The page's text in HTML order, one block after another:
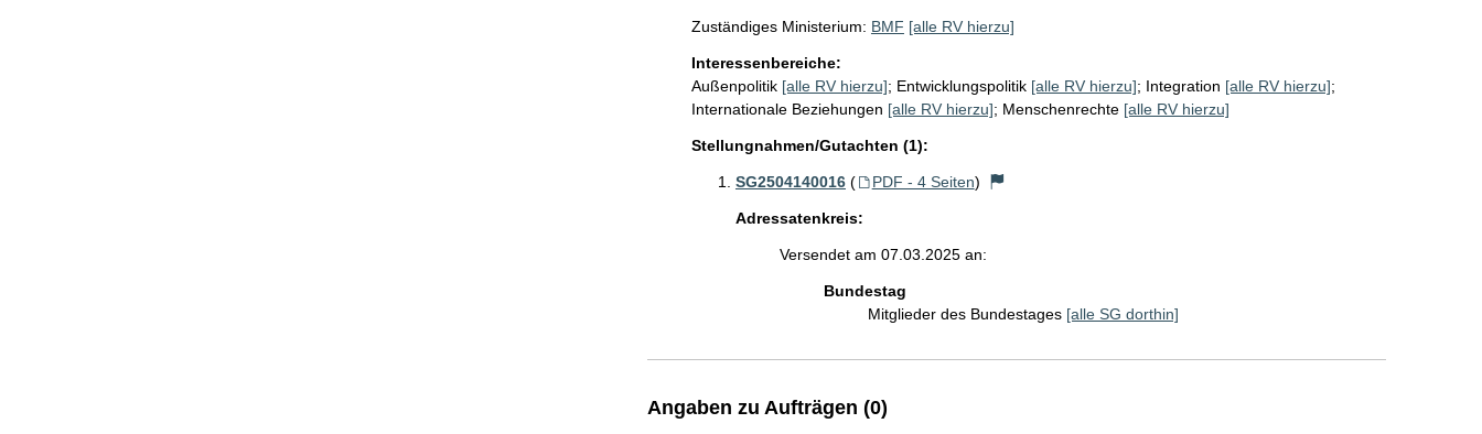
Zuständiges Ministerium: BMF [alle RV hierzu]
Interessenbereiche:
Außenpolitik [alle RV hierzu]; Entwicklungspolitik [alle RV hierzu]; Integration [alle RV hierzu];
Internationale Beziehungen [alle RV hierzu]; Menschenrechte [alle RV hierzu]
Stellungnahmen/Gutachten (1):
SG2504140016 ( PDF - 4 Seiten)
Adressatenkreis:
Versendet am 07.03.2025 an:
Bundestag
Mitglieder des Bundestages [alle SG dorthin]
Angaben zu Aufträgen (0)